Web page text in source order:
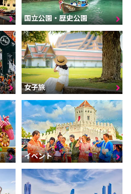
国立公園・歴史公園
女子旅
イベント